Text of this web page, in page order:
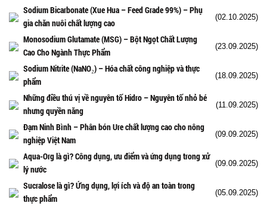
Sodium Bicarbonate (Xue Hua – Feed Grade 99%) – Phụ
gia chăn nuôi chất lượng cao
(02.10.2025)
Monosodium Glutamate (MSG) – Bột Ngọt Chất Lượng
Cao Cho Ngành Thực Phẩm
(23.09.2025)
Sodium Nitrite (NaNO₂) – Hóa chất công nghiệp và thực
phẩm
(18.09.2025)
Những điều thú vị về nguyên tố Hidro – Nguyên tố nhỏ bé
nhưng quyền năng
(11.09.2025)
Đạm Ninh Bình – Phân bón Ure chất lượng cao cho nông
nghiệp Việt Nam
(09.09.2025)
Aqua-Org là gì? Công dụng, ưu điểm và ứng dụng trong xử
lý nước
(09.09.2025)
Sucralose là gì? Ứng dụng, lợi ích và độ an toàn trong
thực phẩm
(05.09.2025)